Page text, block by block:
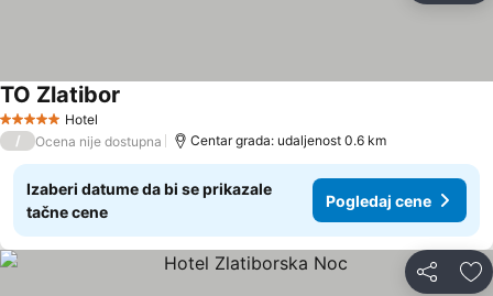
5 ZvezdiceHotel
TO Zlatibor
/ Ocena nije dostupna Centar grada: udaljenost 0.6 km
Izaberi datume da bi se prikazale
tačne cene
Pogledaj cene
Deli